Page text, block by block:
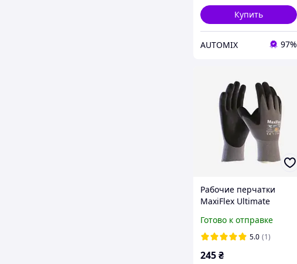
Купить
AUTOMIX 97%
Рабочие перчатки
MaxiFlex Ultimate
Готово к отправке
5.0 (1)
245₴